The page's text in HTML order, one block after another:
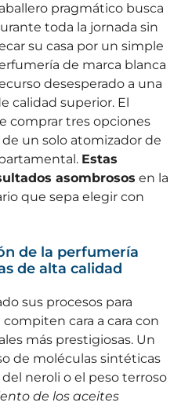
pragmático busca
toda la jornada sin
su casa por un simple
de marca blanca
desesperado a una
calidad superior. El
comprar tres opciones
un solo atomizador de
Estas
asombrosos en la
que sepa elegir con
de la perfumería
de alta calidad
sus procesos para
cara a cara con
más prestigiosas. Un
de moléculas sintéticas
neroli o el peso terroso
de los aceites